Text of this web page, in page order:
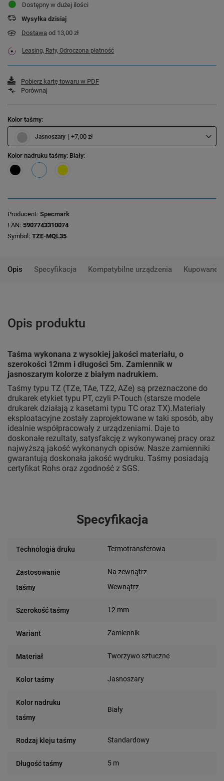
Dostępny w dużej ilości
Wysyłka dzisiaj
Dostawa od 13,00 zł
Leasing, Raty, Odroczona płatność
Pobierz kartę towaru w PDF
Porównaj
Kolor taśmy
Jasnoszary | +7,00 zł
Kolor nadruku taśmy: Biały
Producent Specmark
EAN 5907743310074
Symbol TZE-MQL35
Opis Specyfikacja Kompatybilne urządzenia Kupowane
Opis produktu
Taśma wykonana z wysokiej jakości materiału, o
szerokości 12mm i długości 5m. Zamiennik w
jasnoszarym kolorze z białym nadrukiem.
Taśmy typu TZ (TZe, TAe, TZ2, AZe) są przeznaczone do
drukarek etykiet typu PT, czyli P-Touch (starsze modele
drukarek działają z kasetami typu TC oraz TX).Materiały
eksploatacyjne zostały zaprojektowane w taki sposób, aby
idealnie współpracowały z urządzeniami. Daje to
doskonałe rezultaty, satysfakcję z wykonywanej pracy oraz
najwyższą jakość wykonanych opisów. Nasze zamienniki
gwarantują doskonała jakość wydruku. Taśmy posiadają
certyfikat Rohs oraz zgodność z SGS.
Specyfikacja
Technologia druku Termotransferowa
Zastosowanie
taśmy
Na zewnątrz
Wewnątrz
Szerokość taśmy 12 mm
Wariant Zamiennik
Materiał Tworzywo sztuczne
Kolor taśmy Jasnoszary
Kolor nadruku
taśmy
Biały
Rodzaj kleju taśmy Standardowy
Długość taśmy 5 m